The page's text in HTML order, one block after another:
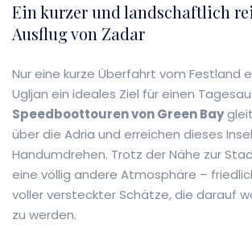
Ein kurzer und landschaftlich
Ausflug von Zadar
Nur eine kurze Überfahrt vom Festland
Ugljan ein ideales Ziel für einen
Speedboottouren von Green Bay
über die Adria und erreichen dieses
Handumdrehen. Trotz der Nähe zur
eine völlig andere Atmosphäre –
voller versteckter Schätze, die darauf
zu werden.